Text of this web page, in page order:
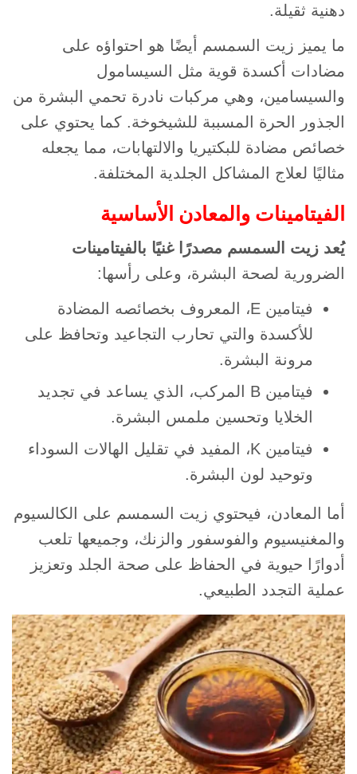
دهنية ثقيلة.
ما يميز زيت السمسم أيضًا هو احتواؤه على
مضادات أكسدة قوية مثل السيسامول
والسيسامين، وهي مركبات نادرة تحمي البشرة من
الجذور الحرة المسببة للشيخوخة. كما يحتوي على
خصائص مضادة للبكتيريا والالتهابات، مما يجعله
مثاليًا لعلاج المشاكل الجلدية المختلفة.
الفيتامينات والمعادن الأساسية
يُعد زيت السمسم مصدرًا غنيًا بالفيتامينات
الضرورية لصحة البشرة، وعلى رأسها:
فيتامين E، المعروف بخصائصه المضادة
للأكسدة والتي تحارب التجاعيد وتحافظ على
مرونة البشرة.
فيتامين B المركب، الذي يساعد في تجديد
الخلايا وتحسين ملمس البشرة.
فيتامين K، المفيد في تقليل الهالات السوداء
وتوحيد لون البشرة.
أما المعادن، فيحتوي زيت السمسم على الكالسيوم
والمغنيسيوم والفوسفور والزنك، وجميعها تلعب
أدوارًا حيوية في الحفاظ على صحة الجلد وتعزيز
عملية التجدد الطبيعي.